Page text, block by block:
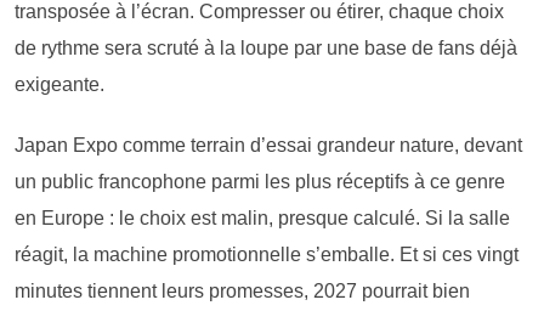
transposée à l’écran. Compresser ou étirer, chaque choix
de rythme sera scruté à la loupe par une base de fans déjà
exigeante.
Japan Expo comme terrain d’essai grandeur nature, devant
un public francophone parmi les plus réceptifs à ce genre
en Europe : le choix est malin, presque calculé. Si la salle
réagit, la machine promotionnelle s’emballe. Et si ces vingt
minutes tiennent leurs promesses, 2027 pourrait bien